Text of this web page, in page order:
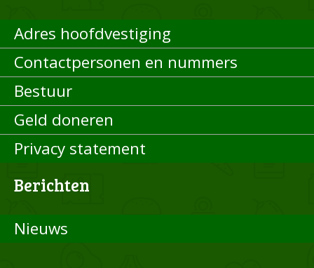
Adres hoofdvestiging
Contactpersonen en nummers
Bestuur
Geld doneren
Privacy statement
Berichten
Nieuws